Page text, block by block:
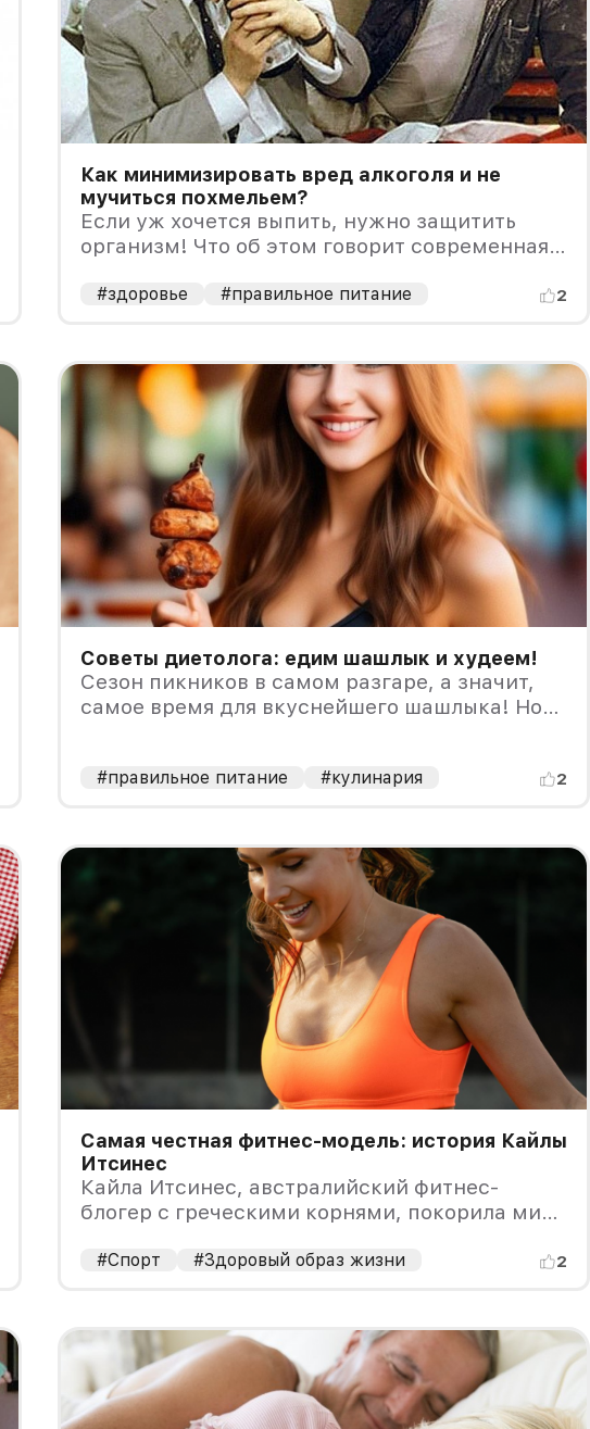
Как минимизировать вред алкоголя и не
мучиться похмельем?
Если уж хочется выпить, нужно защитить
организм! Что об этом говорит современная
#здоровье #правильное питание 2
Советы диетолога: едим шашлык и худеем!
Сезон пикников в самом разгаре, а значит,
самое время для вкуснейшего шашлыка! Но
#правильное питание #кулинария 2
Самая честная фитнес-модель: история Кайлы
Итсинес
Кайла Итсинес, австралийский фитнес-
блогер с греческими корнями, покорила мир
тренировкам.
#Спорт #Здоровый образ жизни 2